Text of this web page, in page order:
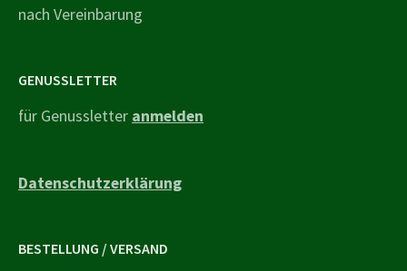
nach Vereinbarung
GENUSSLETTER
für Genussletter anmelden
Datenschutzerklärung
BESTELLUNG / VERSAND